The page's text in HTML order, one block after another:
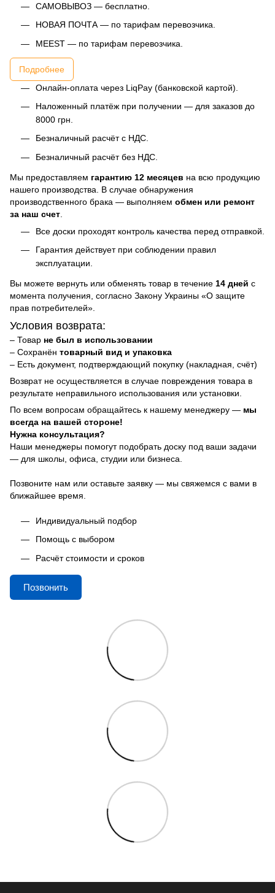
САМОВЫВОЗ — бесплатно.
НОВАЯ ПОЧТА — по тарифам перевозчика.
MEEST — по тарифам перевозчика.
Подробнее
Онлайн-оплата через LiqPay (банковской картой).
Наложенный платёж при получении — для заказов до
8000 грн.
Безналичный расчёт с НДС.
Безналичный расчёт без НДС.
Мы предоставляем гарантию 12 месяцев на всю продукцию
нашего производства. В случае обнаружения
производственного брака — выполняем обмен или ремонт
за наш счет
Все доски проходят контроль качества перед отправкой.
Гарантия действует при соблюдении правил
эксплуатации.
Вы можете вернуть или обменять товар в течение 14 дней с
момента получения, согласно Закону Украины «О защите
прав потребителей».
Условия возврата:
– Товар не был в использовании
– Сохранён товарный вид и упаковка
– Есть документ, подтверждающий покупку (накладная, счёт)
Возврат не осуществляется в случае повреждения товара в
результате неправильного использования или установки.
По всем вопросам обращайтесь к нашему менеджеру — мы
всегда на вашей стороне!
Нужна консультация?
Наши менеджеры помогут подобрать доску под ваши задачи
— для школы, офиса, студии или бизнеса.
Позвоните нам или оставьте заявку — мы свяжемся с вами в
ближайшее время.
Индивидуальный подбор
Помощь с выбором
Расчёт стоимости и сроков
Позвонить